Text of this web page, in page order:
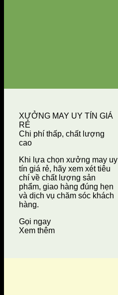
XƯỞNG MAY UY TÍN GIÁ
RẺ
Chi phí thấp, chất lượng
cao
Khi lựa chọn xưởng may uy
tín giá rẻ, hãy xem xét tiêu
chí về chất lượng sản
phẩm, giao hàng đúng hẹn
và dịch vụ chăm sóc khách
hàng.
Gọi ngay
Xem thêm